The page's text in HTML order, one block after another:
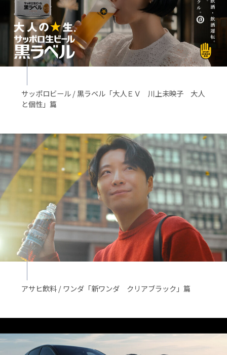
サッポロビール / 黒ラベル「大人ＥＶ 川上未映子 大人
と個性」篇
アサヒ飲料 / ワンダ「新ワンダ クリアブラック」篇